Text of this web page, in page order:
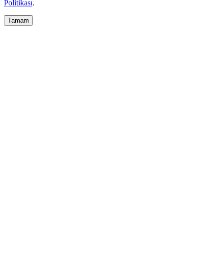
Politikası.
Tamam